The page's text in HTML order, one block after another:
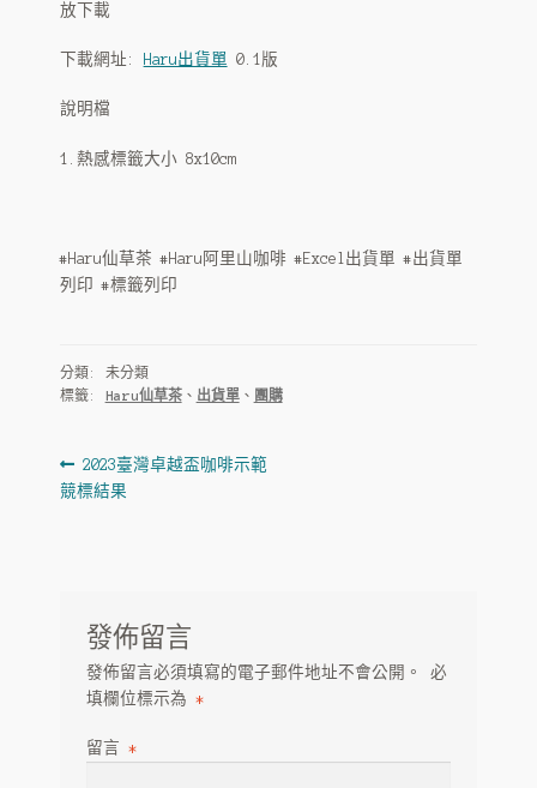
HARU 鐵觀音茶
HARU 自家焙煎
咖啡豆代烘
IDM 虛擬烘豆廠
虛擬烘焙工坊
HARU 咖啡杯
放下載
下載網址: Haru出貨單 0.1版
說明檔
1.熱感標籤大小 8x10cm
#Haru仙草茶 #Haru阿里山咖啡 #Excel出貨單 #出貨單
列印 #標籤列印
分類: 未分類
標籤: Haru仙草茶、 出貨單、 團購
文
章
上
一
2023臺灣卓越盃咖啡示範
競標結果
發佈留言
發佈留言必須填寫的電子郵件地址不會公開。
必
填欄位標示為 *
留言 *